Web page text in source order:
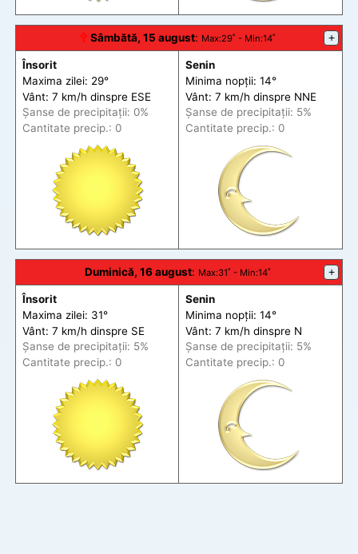
🕆 Sâmbătă, 15 august: Max:29˚ - Min:14˚ +
Însorit
Maxima zilei: 29°
Vânt: 7 km/h dinspre ESE
Șanse de precipitații: 0%
Cantitate precip.: 0
Senin
Minima nopții: 14°
Vânt: 7 km/h dinspre NNE
Șanse de precipitații: 5%
Cantitate precip.: 0
Duminică, 16 august: Max:31˚ - Min:14˚ +
Însorit
Maxima zilei: 31°
Vânt: 7 km/h dinspre SE
Șanse de precipitații: 5%
Cantitate precip.: 0
Senin
Minima nopții: 14°
Vânt: 7 km/h dinspre N
Șanse de precipitații: 5%
Cantitate precip.: 0